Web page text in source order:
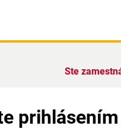
Ste
prihlásením